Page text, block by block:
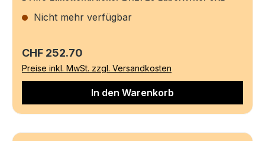
Nicht mehr verfügbar
Regulärer Preis:
CHF 252.70
Preise inkl. MwSt. zzgl. Versandkosten
In den Warenkorb